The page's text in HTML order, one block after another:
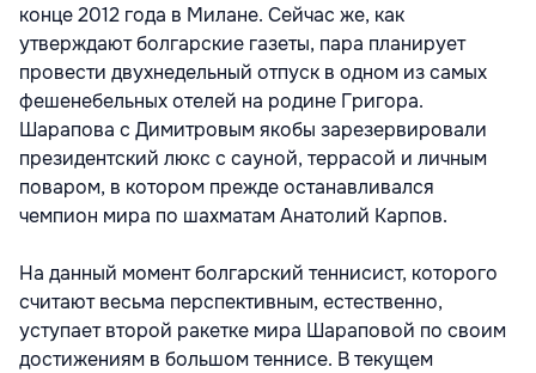
конце 2012 года в Милане. Сейчас же, как
утверждают болгарские газеты, пара планирует
провести двухнедельный отпуск в одном из самых
фешенебельных отелей на родине Григора.
Шарапова с Димитровым якобы зарезервировали
президентский люкс с сауной, террасой и личным
поваром, в котором прежде останавливался
чемпион мира по шахматам Анатолий Карпов.
На данный момент болгарский теннисист, которого
считают весьма перспективным, естественно,
уступает второй ракетке мира Шараповой по своим
достижениям в большом теннисе. В текущем